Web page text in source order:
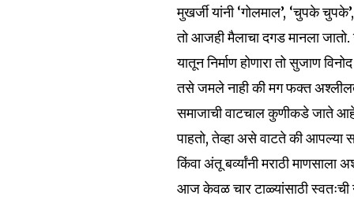
मुखर्जी यांनी ‘गोलमाल’, ‘चुपके
तो आजही मैलाचा दगड मानला
यातून निर्माण होणारा तो सुजाण
तसे जमले नाही की मग फक्त
समाजाची वाटचाल कुणीकडे जाते
पाहतो, तेव्हा असे वाटते की आपल्या
किंवा अंतू बर्व्यांनी मराठी
आज केवळ चार टाळ्यांसाठी